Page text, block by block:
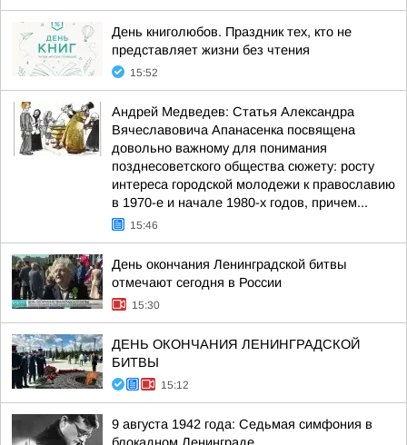
День книголюбов. Праздник тех, кто не
представляет жизни без чтения
15:52
Андрей Медведев: Статья Александра
Вячеславовича Апанасенка посвящена
довольно важному для понимания
позднесоветского общества сюжету: росту
интереса городской молодежи к православию
в 1970-е и начале 1980-х годов, причем...
15:46
День окончания Ленинградской битвы
отмечают сегодня в России
15:30
ДЕНЬ ОКОНЧАНИЯ ЛЕНИНГРАДСКОЙ
БИТВЫ
15:12
9 августа 1942 года: Седьмая симфония в